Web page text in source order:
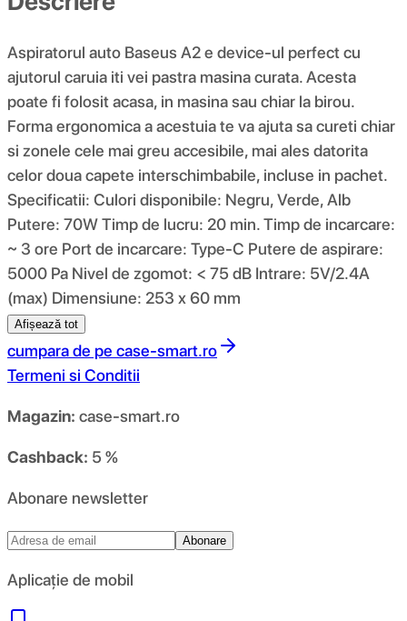
Aspiratorul auto Baseus A2 e device-ul perfect cu
ajutorul caruia iti vei pastra masina curata. Acesta
poate fi folosit acasa, in masina sau chiar la birou.
Forma ergonomica a acestuia te va ajuta sa cureti chiar
si zonele cele mai greu accesibile, mai ales datorita
celor doua capete interschimbabile, incluse in pachet.
Specificatii: Culori disponibile: Negru, Verde, Alb
Putere: 70W Timp de lucru: 20 min. Timp de incarcare:
~ 3 ore Port de incarcare: Type-C Putere de aspirare:
5000 Pa Nivel de zgomot: < 75 dB Intrare: 5V/2.4A
(max) Dimensiune: 253 x 60 mm
Afișează tot
cumpara de pe case-smart.ro
Termeni si Conditii
Magazin: case-smart.ro
Cashback: 5 %
Abonare newsletter
Abonare
Aplicație de mobil